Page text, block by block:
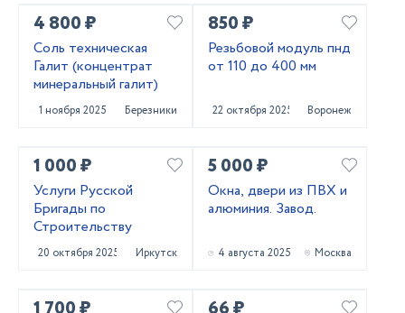
4 800 ₽
Соль техническая
Галит (концентрат
минеральный галит)
1 ноября 2025 Березники
850 ₽
Резьбовой модуль пнд
от 110 до 400 мм
22 октября 2025 Воронеж
1 000 ₽
Услуги Русской
Бригады по
Строительству
20 октября 2025 Иркутск
5 000 ₽
Окна, двери из ПВХ и
алюминия. Завод.
4 августа 2025 Москва